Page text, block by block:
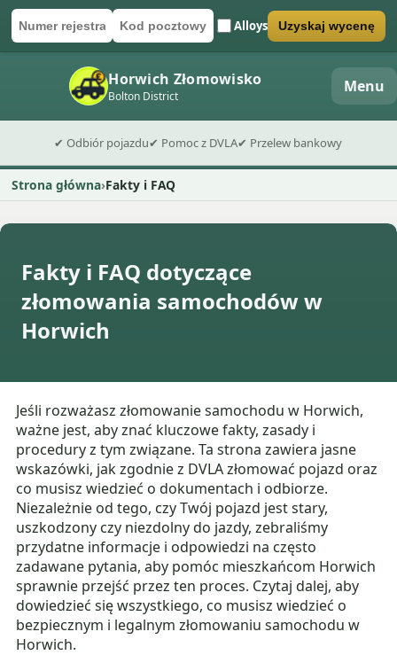
Numer rejestracyjny
Kod pocztowyAlloys
Wyślij formularz wyceny Uzyskaj wycenę
Horwich Złomowisko
Bolton District Menu
✔ Odbiór pojazdu✔ Pomoc z DVLA✔ Przelew bankowy
Strona główna Fakty i FAQ
Fakty i FAQ dotyczące
złomowania samochodów w
Horwich
Jeśli rozważasz złomowanie samochodu w Horwich,
ważne jest, aby znać kluczowe fakty, zasady i
procedury z tym związane. Ta strona zawiera jasne
wskazówki, jak zgodnie z DVLA złomować pojazd oraz
co musisz wiedzieć o dokumentach i odbiorze.
Niezależnie od tego, czy Twój pojazd jest stary,
uszkodzony czy niezdolny do jazdy, zebraliśmy
przydatne informacje i odpowiedzi na często
zadawane pytania, aby pomóc mieszkańcom Horwich
sprawnie przejść przez ten proces. Czytaj dalej, aby
dowiedzieć się wszystkiego, co musisz wiedzieć o
bezpiecznym i legalnym złomowaniu samochodu w
Horwich.